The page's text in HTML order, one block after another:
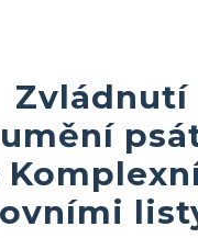
Zvládnutí
umění